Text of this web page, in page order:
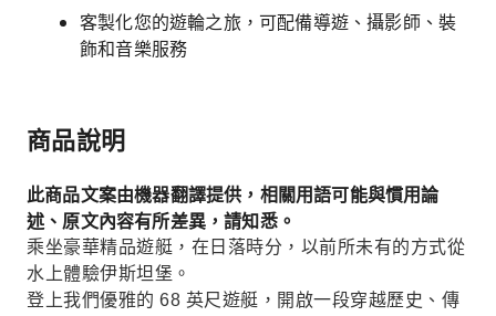
客製化您的遊輪之旅，可配備導遊、攝影師、裝
飾和音樂服務
商品說明
此商品文案由機器翻譯提供，相關用語可能與慣用論
述、原文內容有所差異，請知悉。
乘坐豪華精品遊艇，在日落時分，以前所未有的方式從
水上體驗伊斯坦堡。
登上我們優雅的 68 英尺遊艇，開啟一段穿越歷史、傳